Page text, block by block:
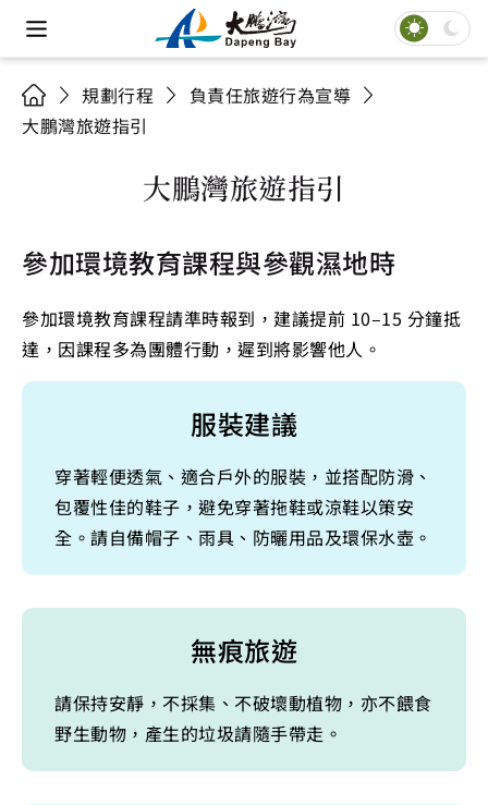
規劃行程
負責任旅遊行為宣導
大鵬灣旅遊指引
大鵬灣旅遊指引
參加環境教育課程與參觀濕地時
參加環境教育課程請準時報到，建議提前 10–15 分鐘抵
達，因課程多為團體行動，遲到將影響他人。
服裝建議
穿著輕便透氣、適合戶外的服裝，並搭配防滑、
包覆性佳的鞋子，避免穿著拖鞋或涼鞋以策安
全。請自備帽子、雨具、防曬用品及環保水壺。
無痕旅遊
請保持安靜，不採集、不破壞動植物，亦不餵食
野生動物，產生的垃圾請隨手帶走。